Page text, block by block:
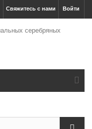
Войти
Свяжитесь с нами